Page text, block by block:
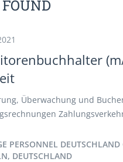
Überwachung und
und Jahresabschlüssen
von Bankvorgängen
PERSONNEL
DEUTSCHLAND